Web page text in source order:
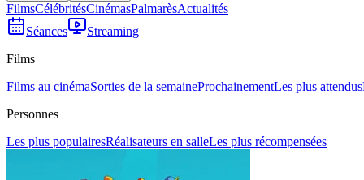
FilmsCélébritésCinémasPalmarèsActualités
Séances
Streaming
Films
Films au cinémaSorties de la semaineProchainementLes plus attendus
Personnes
Les plus populairesRéalisateurs en salleLes plus récompensées